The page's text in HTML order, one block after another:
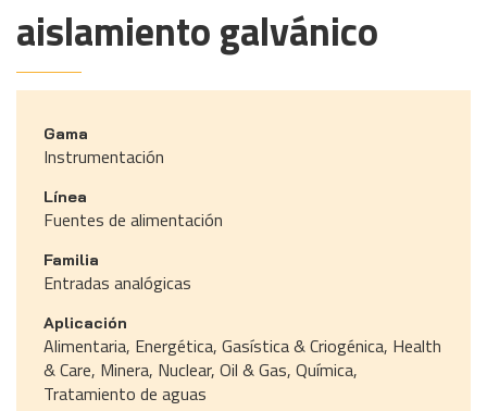
aislamiento galvánico
Gama
Instrumentación
Línea
Fuentes de alimentación
Familia
Entradas analógicas
Aplicación
Alimentaria, Energética, Gasística & Criogénica, Health
& Care, Minera, Nuclear, Oil & Gas, Química,
Tratamiento de aguas